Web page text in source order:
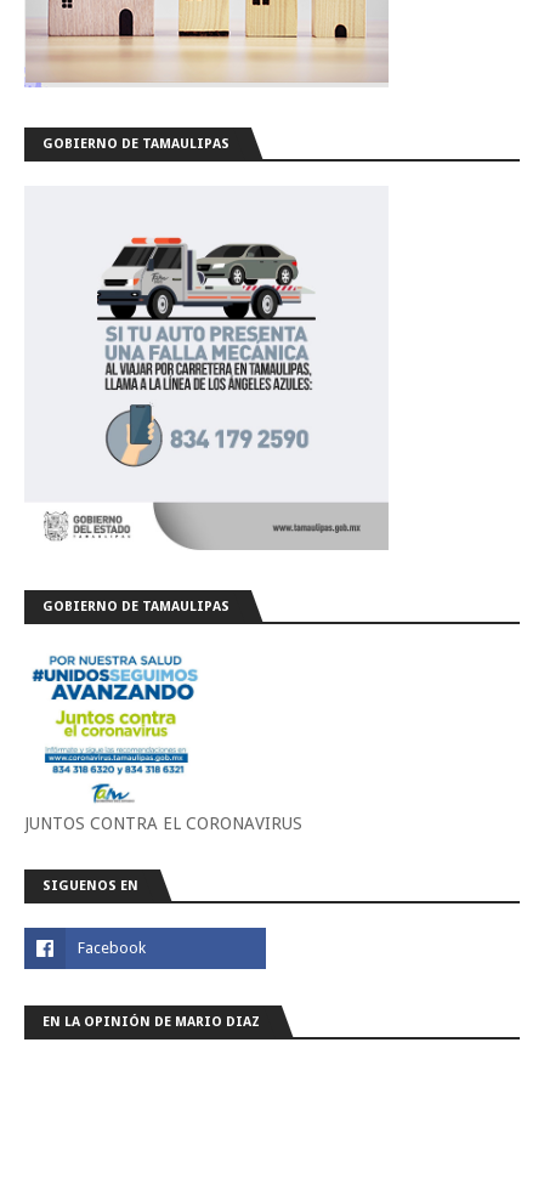
GOBIERNO DE TAMAULIPAS
GOBIERNO DE TAMAULIPAS
JUNTOS CONTRA EL CORONAVIRUS
SIGUENOS EN
EN LA OPINIÓN DE MARIO DIAZ